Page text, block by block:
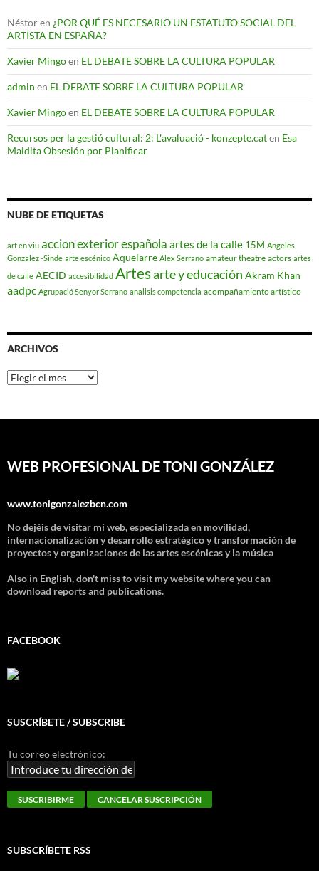
Néstoren ¿POR QUÉ ES NECESARIO UN ESTATUTO SOCIAL DEL
ARTISTA EN ESPAÑA?
Xavier Mingoen EL DEBATE SOBRE LA CULTURA POPULAR
admin en EL DEBATE SOBRE LA CULTURA POPULAR
Xavier Mingoen EL DEBATE SOBRE LA CULTURA POPULAR
Recursos per la gestió cultural: 2: L'avaluació - konzepte.caten Esa
Maldita Obsesión por Planificar
NUBE DE ETIQUETAS
art en viu accion exterior española artes de la calle 15M Angeles
Gonzalez -Sinde arte escénico Aquelarre Alex Serrano amateur theatre actors artes
de calle AECID accesibilidad Artesarte y educación Akram Khan
aadpc Agrupació Senyor Serrano analisis competencia acompañamiento artístico
ARCHIVOS
Archivos
WEB PROFESIONAL DE TONI GONZÁLEZ
www.tonigonzalezbcn.com
No dejéis de visitar mi web, especializada en movilidad,
internacionalización y desarrollo estratégico y transformación de
proyectos y organizaciones de las artes escénicas y la música
Also in English, don't miss to visit my website where you can
download reports and publications.
FACEBOOK
SUSCRÍBETE / SUBSCRIBE
Tu correo electrónico:
SUBSCRÍBETE RSS